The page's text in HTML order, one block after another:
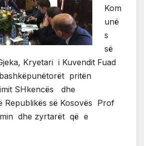
Kom
unë
s
së
Kryetari i Kuvendit Fuad
pritën
SHkencës dhe
Republikës së Kosovës Prof
dhe zyrtarët që e